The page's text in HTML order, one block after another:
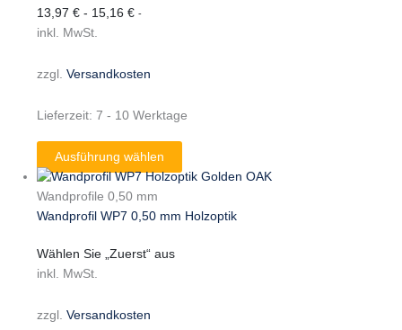
13,97€ - 15,16€ -
inkl. MwSt.
zzgl.Versandkosten
Lieferzeit:7 - 10 Werktage
Ausführung wählen
Wandprofile 0,50 mm
Wandprofil WP7 0,50 mm Holzoptik
Wählen Sie „Zuerst“ aus
inkl. MwSt.
zzgl.Versandkosten